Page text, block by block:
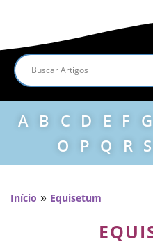
A B C D E F G
O
P Q R S
Início » Equisetum